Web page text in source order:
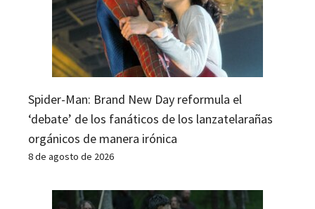
Spider-Man: Brand New Day reformula el
‘debate’ de los fanáticos de los lanzatelarañas
orgánicos de manera irónica
8 de agosto de 2026